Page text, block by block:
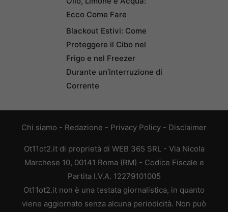
Ecco Come Fare
Blackout Estivi: Come
Proteggere il Cibo nel
Frigo e nel Freezer
Durante un’interruzione di
Corrente
Chi siamo - Redazione - Privacy Policy - Disclaimer
Ot11ot2.it di proprietà di WEB 365 SRL - Via Nicola
Marchese 10, 00141 Roma (RM) - Codice Fiscale e
Partita I.V.A. 12279101005
Ot11ot2.it non è una testata giornalistica, in quanto
viene aggiornato senza alcuna periodicità. Non può